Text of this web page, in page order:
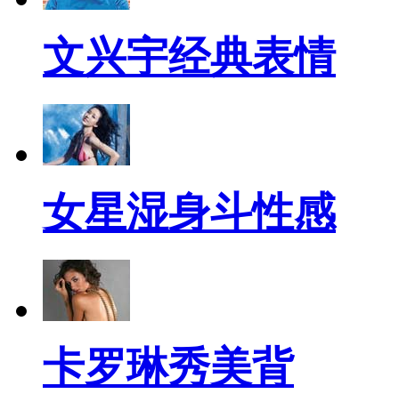
文兴宇经典表情
女星湿身斗性感
卡罗琳秀美背